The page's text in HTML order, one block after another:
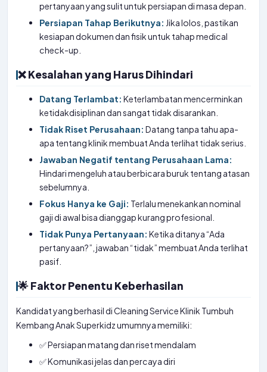
pertanyaan yang sulit untuk persiapan di masa depan.
Persiapan Tahap Berikutnya: Jika lolos, pastikan
kesiapan dokumen dan fisik untuk tahap medical
check-up.
❌ Kesalahan yang Harus Dihindari
Datang Terlambat: Keterlambatan mencerminkan
ketidakdisiplinan dan sangat tidak disarankan.
Tidak Riset Perusahaan: Datang tanpa tahu apa-
apa tentang klinik membuat Anda terlihat tidak serius.
Jawaban Negatif tentang Perusahaan Lama:
Hindari mengeluh atau berbicara buruk tentang atasan
sebelumnya.
Fokus Hanya ke Gaji: Terlalu menekankan nominal
gaji di awal bisa dianggap kurang profesional.
Tidak Punya Pertanyaan: Ketika ditanya “Ada
pertanyaan?”, jawaban “tidak” membuat Anda terlihat
pasif.
🌟 Faktor Penentu Keberhasilan
Kandidat yang berhasil di Cleaning Service Klinik Tumbuh
Kembang Anak Superkidz umumnya memiliki:
✅ Persiapan matang dan riset mendalam
✅ Komunikasi jelas dan percaya diri